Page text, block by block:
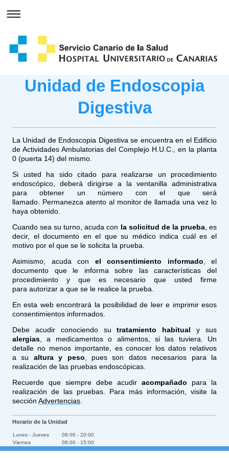
Unidad de Endoscopia
Digestiva
La Unidad de Endoscopia Digestiva se encuentra en el Edificio
de Actividades Ambulatorias del Complejo H.U.C., en la planta
0 (puerta 14) del mismo.
Si usted ha sido citado para realizarse un procedimiento
endoscópico, deberá dirigirse a la ventanilla administrativa
para obtener un número con el que será
llamado. Permanezca atento al monitor de llamada una vez lo
haya obtenido.
Cuando sea su turno, acuda con la solicitud de la prueba, es
decir, el documento en el que su médico indica cuál es el
motivo por el que se le solicita la prueba.
Asimismo, acuda con
el consentimiento informado , el
documento que le informa sobre las características del
procedimiento y que es necesario que usted firme
para autorizar a que se le realice la prueba.
En esta web encontrará la posibilidad de leer e imprimir esos
consentimientos informados.
Debe acudir conociendo su
tratamiento habitual y sus
alergias , a medicamentos o alimentos, si las tuviera. Un
detalle no menos importante, es conocer los datos relativos
a su altura y peso , pues son datos necesarios para la
realización de las pruebas endoscópicas.
Recuerde que siempre debe acudir acompañado
para la
realización de las pruebas. Para más información, visite la
sección Advertencias
Horario de la Unidad
Lunes - Jueves 08:00 - 20:00
Viernes
08:00 - 15:00